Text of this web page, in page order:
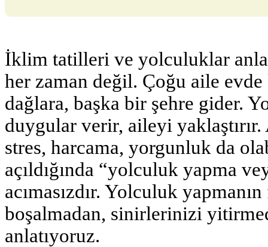
İklim tatilleri ve yolculuklar
her zaman değil. Çoğu aile
dağlara, başka bir şehre gider.
duygular verir, aileyi
stres, harcama, yorgunluk da
açıldığında “yolculuk yapma
acımasızdır. Yolculuk
boşalmadan, sinirlerinizi
anlatıyoruz.